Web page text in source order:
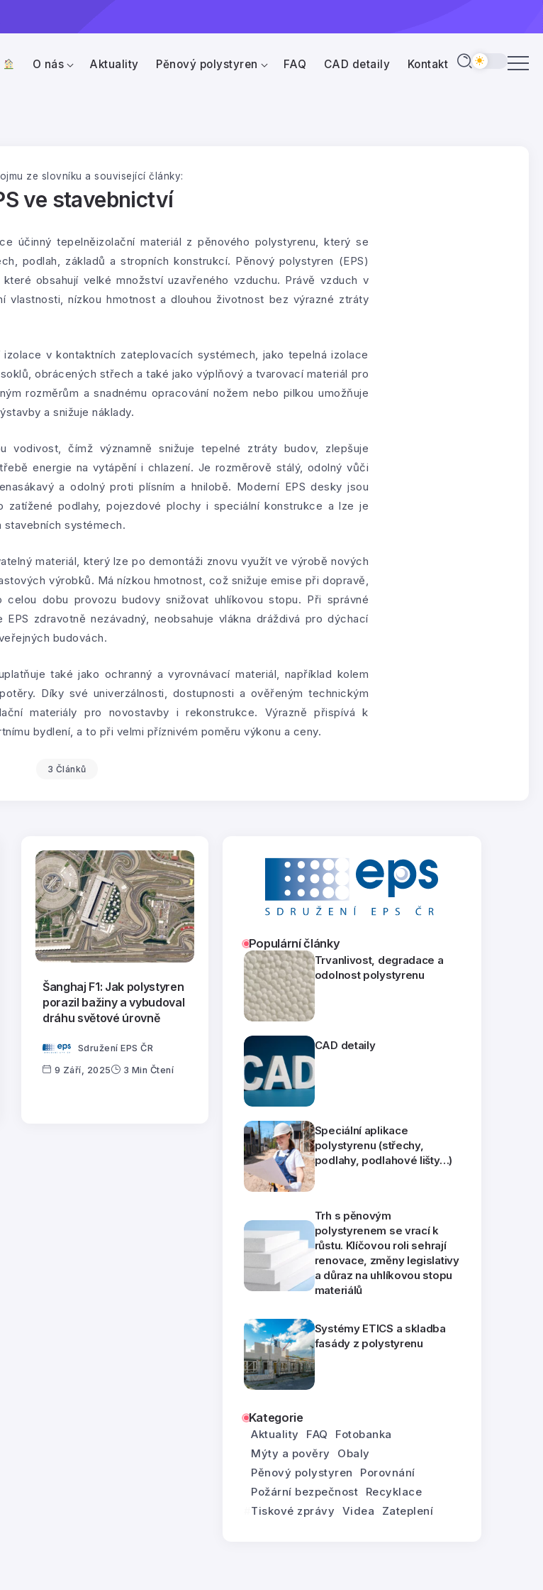
O nás Aktuality Pěnový polystyren FAQ CAD detaily Kontakt
ze slovníku a související články:
ve stavebnictví
účinný tepelněizolační materiál z pěnového polystyrenu, který se
podlah, základů a stropních konstrukcí. Pěnový polystyren (EPS)
obsahují velké množství uzavřeného vzduchu. Právě vzduch v
vlastnosti, nízkou hmotnost a dlouhou životnost bez výrazné ztráty
v kontaktních zateplovacích systémech, jako tepelná izolace
obrácených střech a také jako výplňový a tvarovací materiál pro
rozměrům a snadnému opracování nožem nebo pilkou umožňuje
a snižuje náklady.
vodivost, čímž významně snižuje tepelné ztráty budov, zlepšuje
energie na vytápění i chlazení. Je rozměrově stálý, odolný vůči
a odolný proti plísním a hnilobě. Moderní EPS desky jsou
podlahy, pojezdové plochy i speciální konstrukce a lze je
stavebních systémech.
materiál, který lze po demontáži znovu využít ve výrobě nových
výrobků. Má nízkou hmotnost, což snižuje emise při dopravě,
dobu provozu budovy snižovat uhlíkovou stopu. Při správné
zdravotně nezávadný, neobsahuje vlákna dráždivá pro dýchací
budovách.
také jako ochranný a vyrovnávací materiál, například kolem
Díky své univerzálnosti, dostupnosti a ověřeným technickým
materiály pro novostavby i rekonstrukce. Výrazně přispívá k
bydlení, a to při velmi příznivém poměru výkonu a ceny.
3 Článků
Šanghaj F1: Jak polystyren
porazil bažiny a vybudoval
dráhu světové úrovně
Sdružení EPS ČR
9 Září, 2025 3 Min Čtení
Populární články
Trvanlivost, degradace a
odolnost polystyrenu
CAD detaily
Speciální aplikace
polystyrenu (střechy,
podlahy, podlahové lišty…)
Trh s pěnovým
polystyrenem se vrací k
růstu. Klíčovou roli sehrají
renovace, změny legislativy
a důraz na uhlíkovou stopu
materiálů
Systémy ETICS a skladba
fasády z polystyrenu
Kategorie
Aktuality FAQ
Fotobanka
Mýty a pověry
Obaly
Pěnový polystyren
Porovnání
Požární bezpečnost
Recyklace
Tiskové zprávy
Videa Zateplení